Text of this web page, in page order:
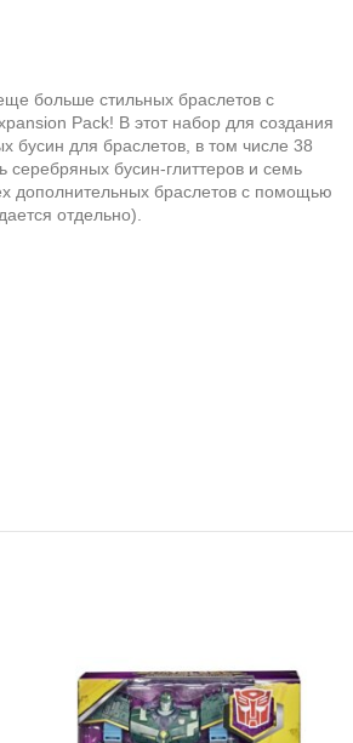
больше стильных браслетов с
Pack! В этот набор для создания
бусин для браслетов, в том числе 38
серебряных бусин-глиттеров и семь
дополнительных браслетов с помощью
отдельно).